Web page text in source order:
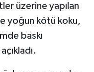
üzerine yapılan
yoğun kötü koku,
baskı